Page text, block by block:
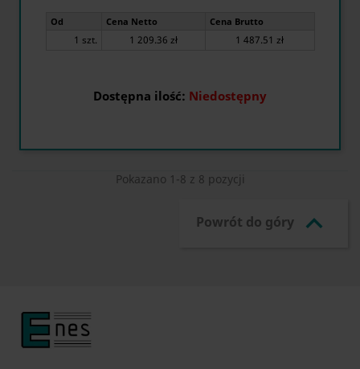
Od Cena Netto Cena Brutto
1 szt. 1 209.36 zł 1 487.51 zł
Dostępna ilość: Niedostępny
Pokazano 1-8 z 8 pozycji
Powrót do góry 